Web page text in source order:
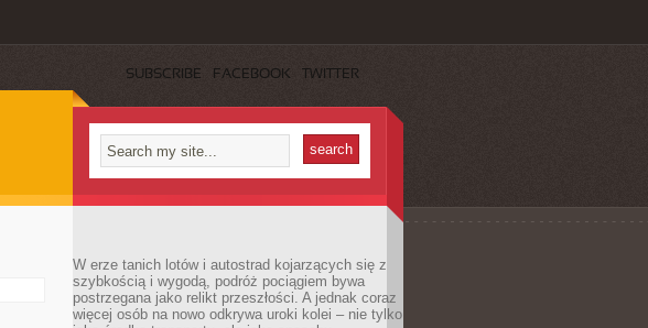
SUBSCRIBE FACEBOOK TWITTER
W erze tanich lotów i autostrad kojarzących się z
szybkością i wygodą, podróż pociągiem bywa
postrzegana jako relikt przeszłości. A jednak coraz
więcej osób na nowo odkrywa uroki kolei – nie tylko